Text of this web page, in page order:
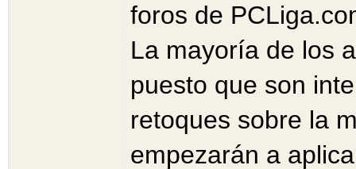
foros de
La mayoría de los
puesto que son
retoques sobre la
empezarán a